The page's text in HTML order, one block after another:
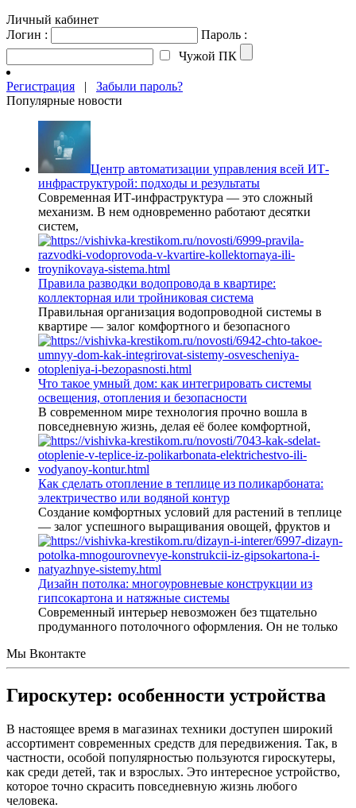
Личный кабинет
Логин :
Пароль :
Чужой ПК
Регистрация | Забыли пароль?
Популярные новости
Центр автоматизации управления всей ИТ-
инфраструктурой: подходы и результаты
Современная ИТ-инфраструктура — это сложный
механизм. В нем одновременно работают десятки
систем,
Правила разводки водопровода в квартире:
коллекторная или тройниковая система
Правильная организация водопроводной системы в
квартире — залог комфортного и безопасного
Что такое умный дом: как интегрировать системы
освещения, отопления и безопасности
В современном мире технология прочно вошла в
повседневную жизнь, делая её более комфортной,
Как сделать отопление в теплице из поликарбоната:
электричество или водяной контур
Создание комфортных условий для растений в теплице
— залог успешного выращивания овощей, фруктов и
Дизайн потолка: многоуровневые конструкции из
гипсокартона и натяжные системы
Современный интерьер невозможен без тщательно
продуманного потолочного оформления. Он не только
Мы Вконтакте
Гироскутер: особенности устройства
В настоящее время в магазинах техники доступен широкий
ассортимент современных средств для передвижения. Так, в
частности, особой популярностью пользуются гироскутеры,
как среди детей, так и взрослых. Это интересное устройство,
которое точно скрасить повседневную жизнь любого
человека.